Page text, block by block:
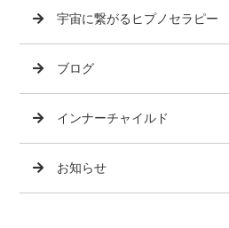
宇宙に繋がるヒプノセラピー
ブログ
インナーチャイルド
お知らせ